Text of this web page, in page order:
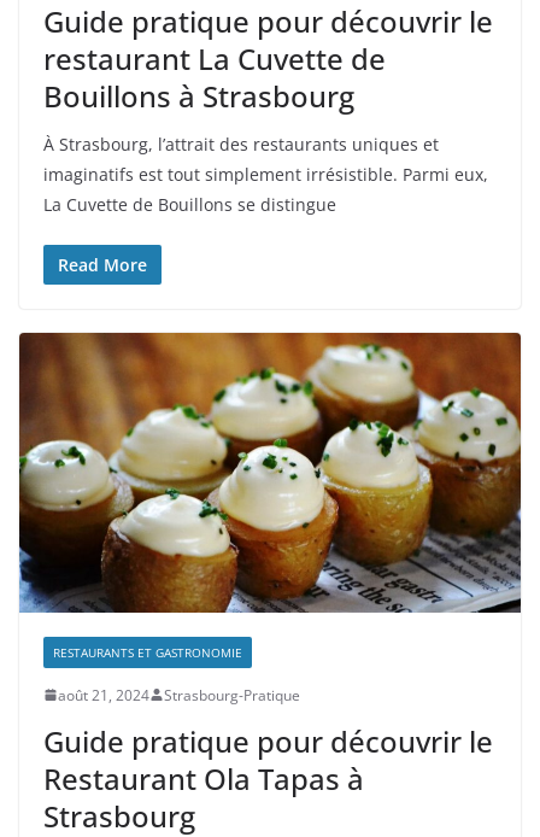
Guide pratique pour découvrir le
restaurant La Cuvette de
Bouillons à Strasbourg
À Strasbourg, l’attrait des restaurants uniques et
imaginatifs est tout simplement irrésistible. Parmi eux,
La Cuvette de Bouillons se distingue
Read More
RESTAURANTS ET GASTRONOMIE
août 21, 2024 Strasbourg-Pratique
Guide pratique pour découvrir le
Restaurant Ola Tapas à
Strasbourg